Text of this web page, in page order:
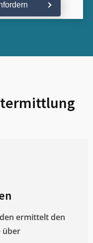
ermittelt den
über